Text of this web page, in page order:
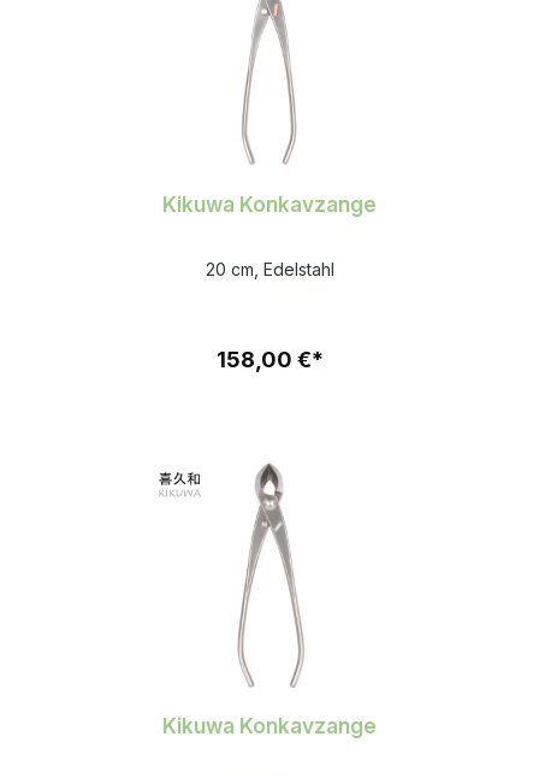
Kikuwa Konkavzange
20 cm, Edelstahl
158,00 €*
Kikuwa Konkavzange